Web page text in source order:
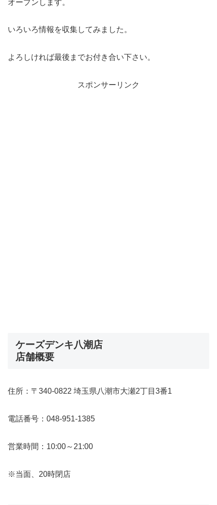
オープンします。
いろいろ情報を収集してみました。
よろしければ最後までお付き合い下さい。
スポンサーリンク
ケーズデンキ八潮店
店舗概要
住所：〒340-0822 埼玉県八潮市大瀬2丁目3番1
電話番号：048-951-1385
営業時間：10:00～21:00
※当面、20時閉店